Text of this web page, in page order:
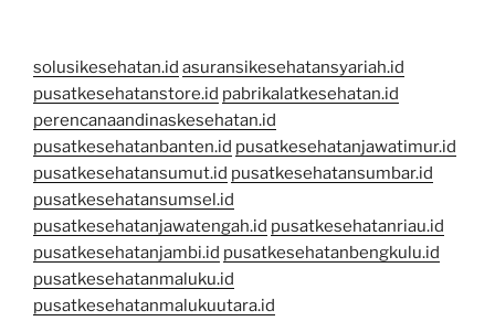
solusikesehatan.id asuransikesehatansyariah.id
pusatkesehatanstore.id pabrikalatkesehatan.id
perencanaandinaskesehatan.id
pusatkesehatanbanten.id pusatkesehatanjawatimur.id
pusatkesehatansumut.id pusatkesehatansumbar.id
pusatkesehatansumsel.id
pusatkesehatanjawatengah.id pusatkesehatanriau.id
pusatkesehatanjambi.id pusatkesehatanbengkulu.id
pusatkesehatanmaluku.id
pusatkesehatanmalukuutara.id